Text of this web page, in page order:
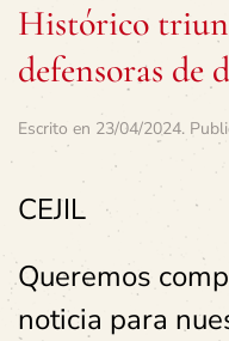
Histórico
defensoras de
Escrito en 23/04/2024.
CEJIL
Queremos
noticia para